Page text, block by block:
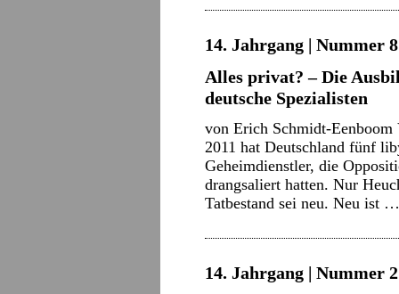
14. Jahrgang | Nummer
Alles privat? – Die
deutsche Spezialisten
von Erich Schmidt-
2011 hat Deutschland fünf
Geheimdienstler, die
drangsaliert hatten. Nur
Tatbestand sei neu. Neu ist
14. Jahrgang | Nummer